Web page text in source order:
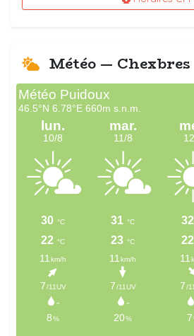
Météo — Chexbres